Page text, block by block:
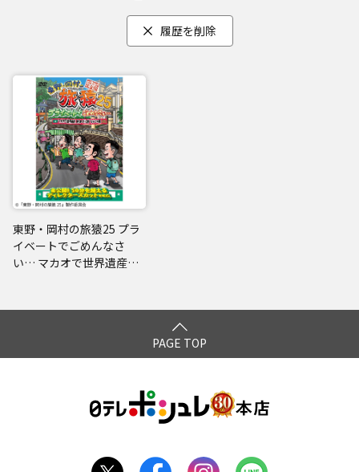
履歴を削除
東野・岡村の旅猿25 プラ
イベートでごめんなさ
い… マカオで世界遺産見
PAGE TOP